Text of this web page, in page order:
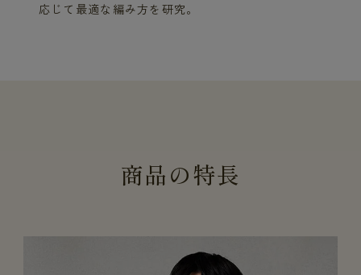
応じて最適な編み方を研究。
商品の特長